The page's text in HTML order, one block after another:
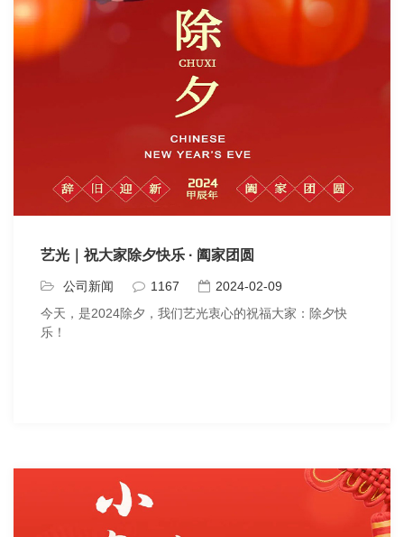
艺光｜祝大家除夕快乐 · 阖家团圆
公司新闻 1167
2024-02-09
今天，是2024除夕，我们艺光衷心的祝福大家：除夕快
乐！